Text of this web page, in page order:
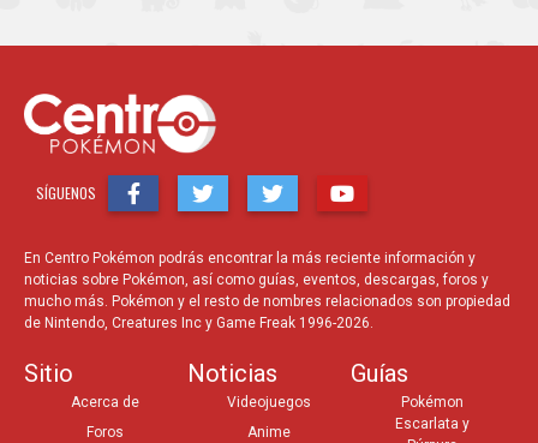
SÍGUENOS
En Centro Pokémon podrás encontrar la más reciente información y
noticias sobre Pokémon, así como guías, eventos, descargas, foros y
mucho más. Pokémon y el resto de nombres relacionados son propiedad
de Nintendo, Creatures Inc y Game Freak 1996-2026.
Sitio
Acerca de
Foros
Noticias
Videojuegos
Anime
Guías
Pokémon
Escarlata y